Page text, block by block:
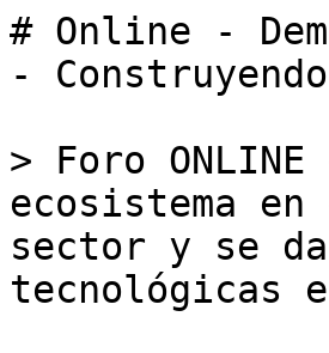
# Online -
-
> Foro
ecosistema
sector y se
tecnológicas